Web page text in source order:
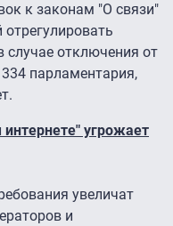
к законам "О связи"
случае отключения от
парламентария,
угрожает
увеличат
и